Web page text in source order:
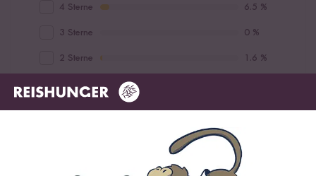
4 Sterne 6.5 %
3 Sterne 0 %
2 Sterne 1.6 %
Bewerte dieses Produkt